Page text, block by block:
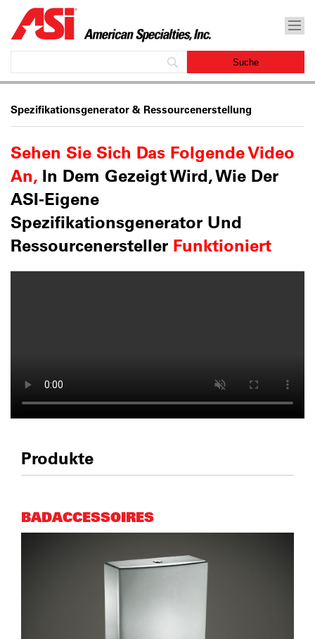
Spezifikationsgenerator & Ressourcenerstellung
Sehen Sie Sich Das Folgende Video
An, In Dem Gezeigt Wird, Wie Der
ASI-Eigene
Spezifikationsgenerator Und
Ressourcenersteller Funktioniert
Produkte
BADACCESSOIRES